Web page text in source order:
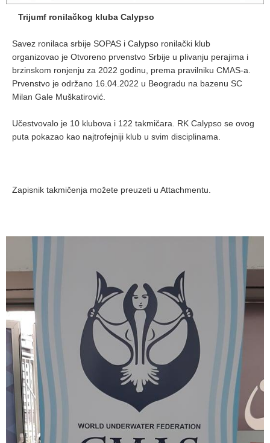
Trijumf ronilačkog kluba Calypso
Savez ronilaca srbije SOPAS i Calypso ronilački klub
organizovao je Otvoreno prvenstvo Srbije u plivanju perajima i
brzinskom ronjenju za 2022 godinu, prema pravilniku CMAS-a.
Prvenstvo je održano 16.04.2022 u Beogradu na bazenu SC
Milan Gale Muškatirović.
Učestvovalo je 10 klubova i 122 takmičara. RK Calypso se ovog
puta pokazao kao najtrofejniji klub u svim disciplinama.
Zapisnik takmičenja možete preuzeti u Attachmentu.